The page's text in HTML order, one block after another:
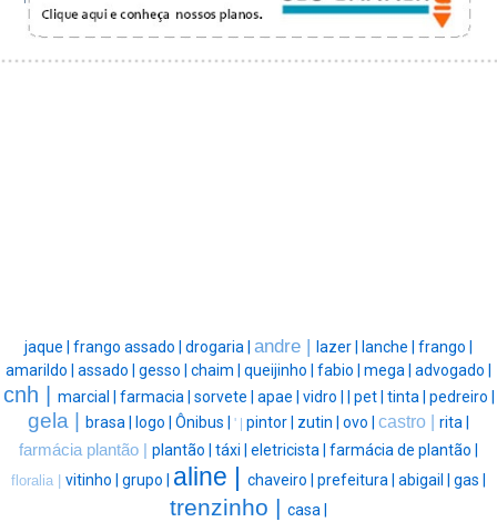
jaque | frango assado | drogaria | andre | lazer | lanche | frango |
amarildo | assado | gesso | chaim | queijinho | fabio | mega | advogado |
cnh | marcial | farmacia | sorvete | apae | vidro | | pet | tinta | pedreiro |
gela | brasa | logo | Ônibus | ' | pintor | zutin | ovo | castro | rita |
farmácia plantão | plantão | táxi | eletricista | farmácia de plantão |
floralia | vitinho | grupo | aline | chaveiro | prefeitura | abigail | gas |
trenzinho | casa |